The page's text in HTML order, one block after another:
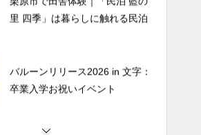
バルーンリリース2026 in 文字：
文字のどんと祭の案内と当日の